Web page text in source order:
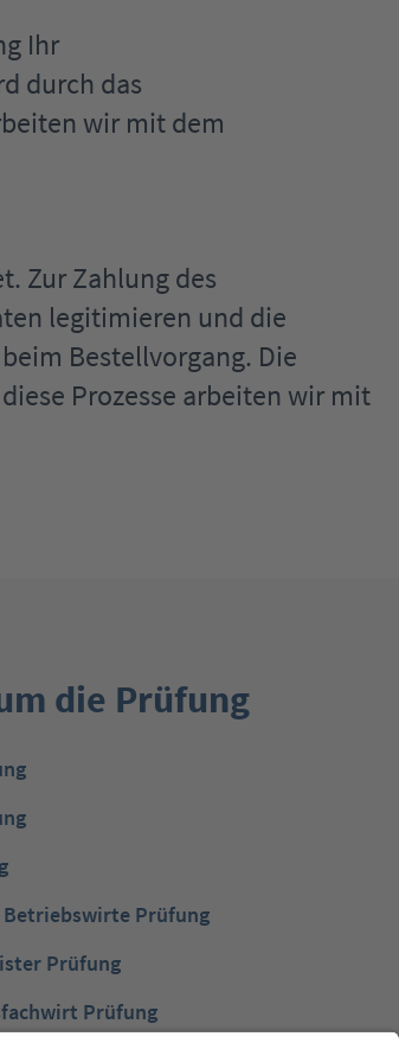
Ihr
durch das
wir mit dem
Zur Zahlung des
legitimieren und die
Bestellvorgang. Die
Prozesse arbeiten wir mit
die Prüfung
Betriebswirte Prüfung
Prüfung
Prüfung